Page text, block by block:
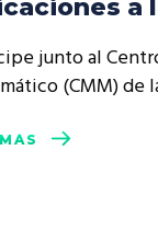
a
junto al
(CMM) de